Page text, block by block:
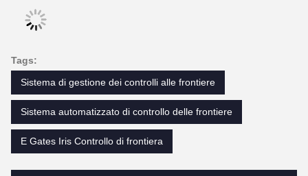
Tags:
Sistema di gestione dei controlli alle frontiere
Sistema automatizzato di controllo delle frontiere
E Gates Iris Controllo di frontiera